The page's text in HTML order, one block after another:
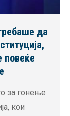
да
повеќе
за гонење
кои